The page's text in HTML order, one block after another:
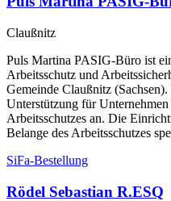
Claußnitz
Puls Martina PASIG-Büro ist
Arbeitsschutz und
Gemeinde Claußnitz
Unterstützung für
Arbeitsschutzes an. Die
Belange des Arbeitsschutzes
SiFa-Bestellung
Rödel Sebastian R.ESQ